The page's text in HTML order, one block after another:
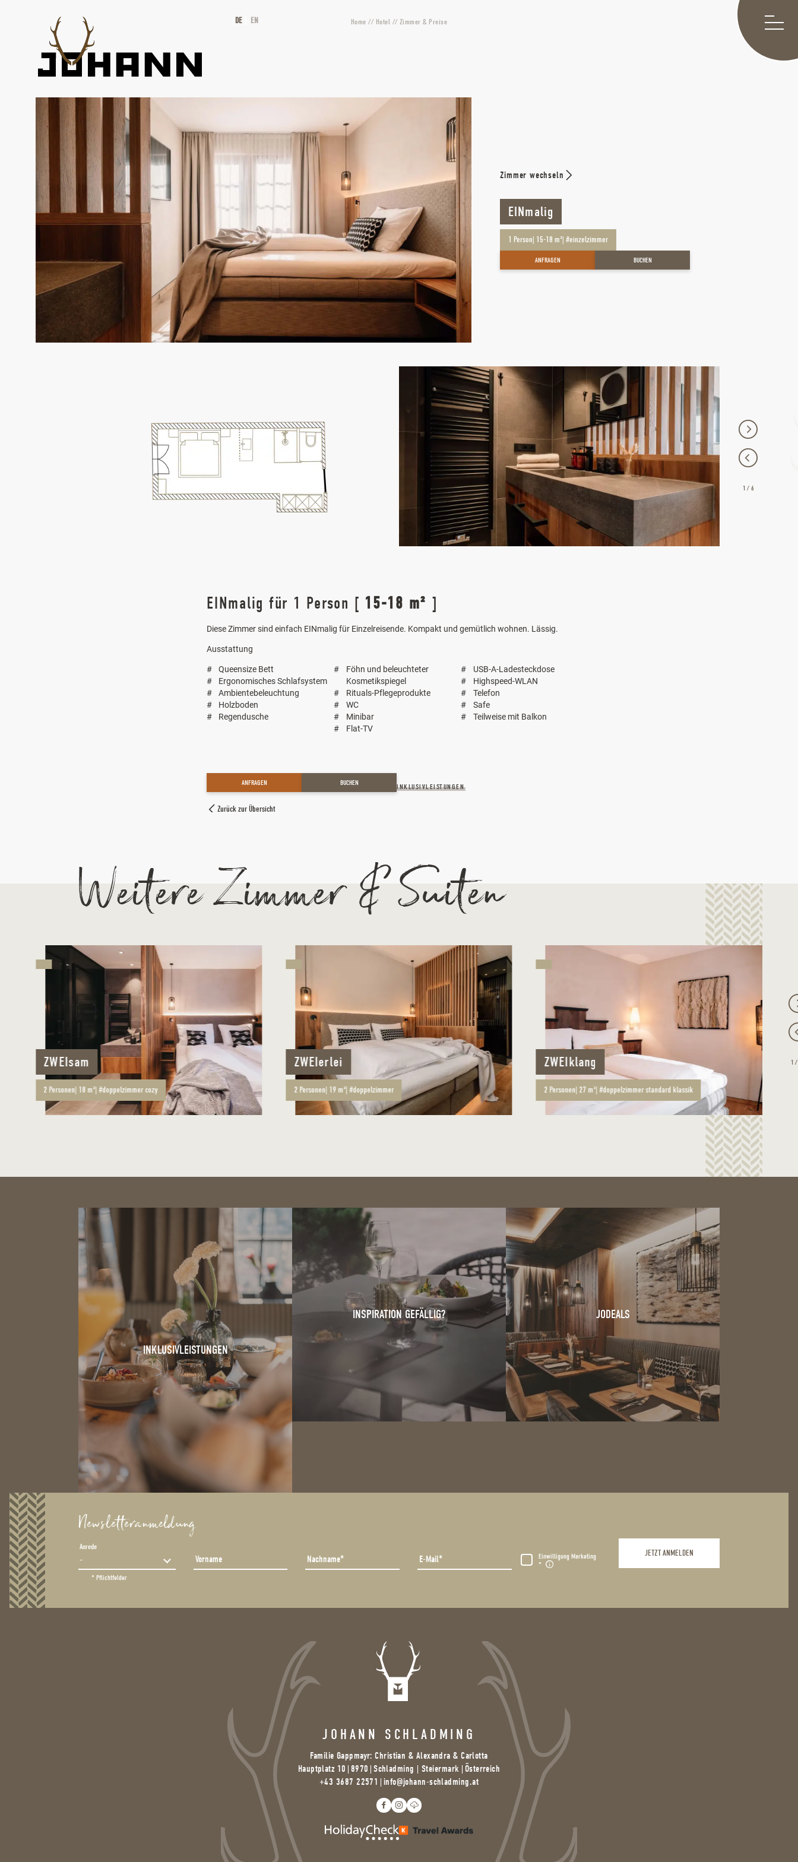
DE EN Home// Hotel // Zimmer & Preise
Zimmer wechseln
EINmalig
1 Person| 15-18 m²| #einzelzimmer
ANFRAGEN BUCHEN
1 / 6
EINmalig für 1 Person [ 15-18 m² ]
Diese Zimmer sind einfach EINmalig für Einzelreisende. Kompakt und gemütlich wohnen. Lässig.
Ausstattung
Queensize Bett
Ergonomisches Schlafsystem
Ambientebeleuchtung
Holzboden
Regendusche
Föhn und beleuchteter
Kosmetikspiegel
Rituals-Pflegeprodukte
WC
Minibar
Flat-TV
USB-A-Ladesteckdose
Highspeed-WLAN
Telefon
Safe
Teilweise mit Balkon
ANFRAGEN BUCHEN INKLUSIVLEISTUNGEN
Zurück zur Übersicht
Weitere Zimmer & Suiten
ZWEIsam
2 Personen| 18 m²| #doppelzimmer cozy
ZWEIerlei
2Personen| 19 m²|#doppelzimmer
ZWEIklang
2 Personen| 27 m²|#doppelzimmer standard klassik
1
INKLUSIVLEISTUNGEN
INSPIRATION GEFÄLLIG? JODEALS
Newsletteranmeldung
Anrede
Vorname Nachname E-Mail Einwilligung Marketing
* Pflichtfelder
JETZT ANMELDEN
JOHANN SCHLADMING
Familie Gappmayr: Christian & Alexandra & Carlotta
Hauptplatz 10 | 8970 | Schladming | Steiermark | Österreich
+43 3687 22571 | info@johann-schladming.at